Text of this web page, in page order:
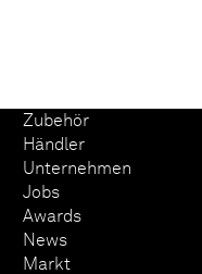
Zubehör
Händler
Unternehmen
Jobs
Awards
News
Markt